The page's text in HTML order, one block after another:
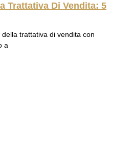
Trattativa Di Vendita: 5
trattativa di vendita con
a